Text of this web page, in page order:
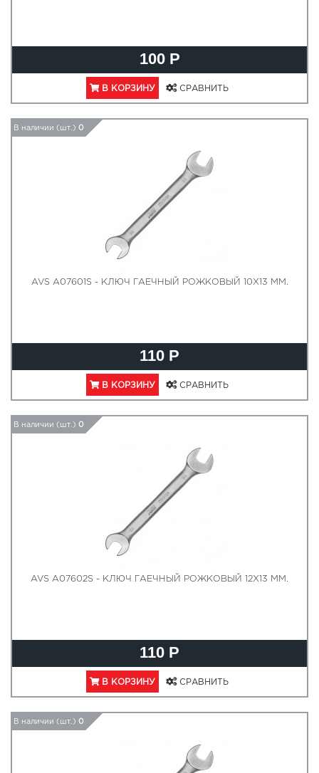
100 Р
В КОРЗИНУ СРАВНИТЬ
В наличии (шт.) 0
AVS A07601S - КЛЮЧ ГАЕЧНЫЙ РОЖКОВЫЙ 10Х13 ММ.
110 Р
В КОРЗИНУ СРАВНИТЬ
В наличии (шт.) 0
AVS A07602S - КЛЮЧ ГАЕЧНЫЙ РОЖКОВЫЙ 12Х13 ММ.
110 Р
В КОРЗИНУ СРАВНИТЬ
В наличии (шт.) 0